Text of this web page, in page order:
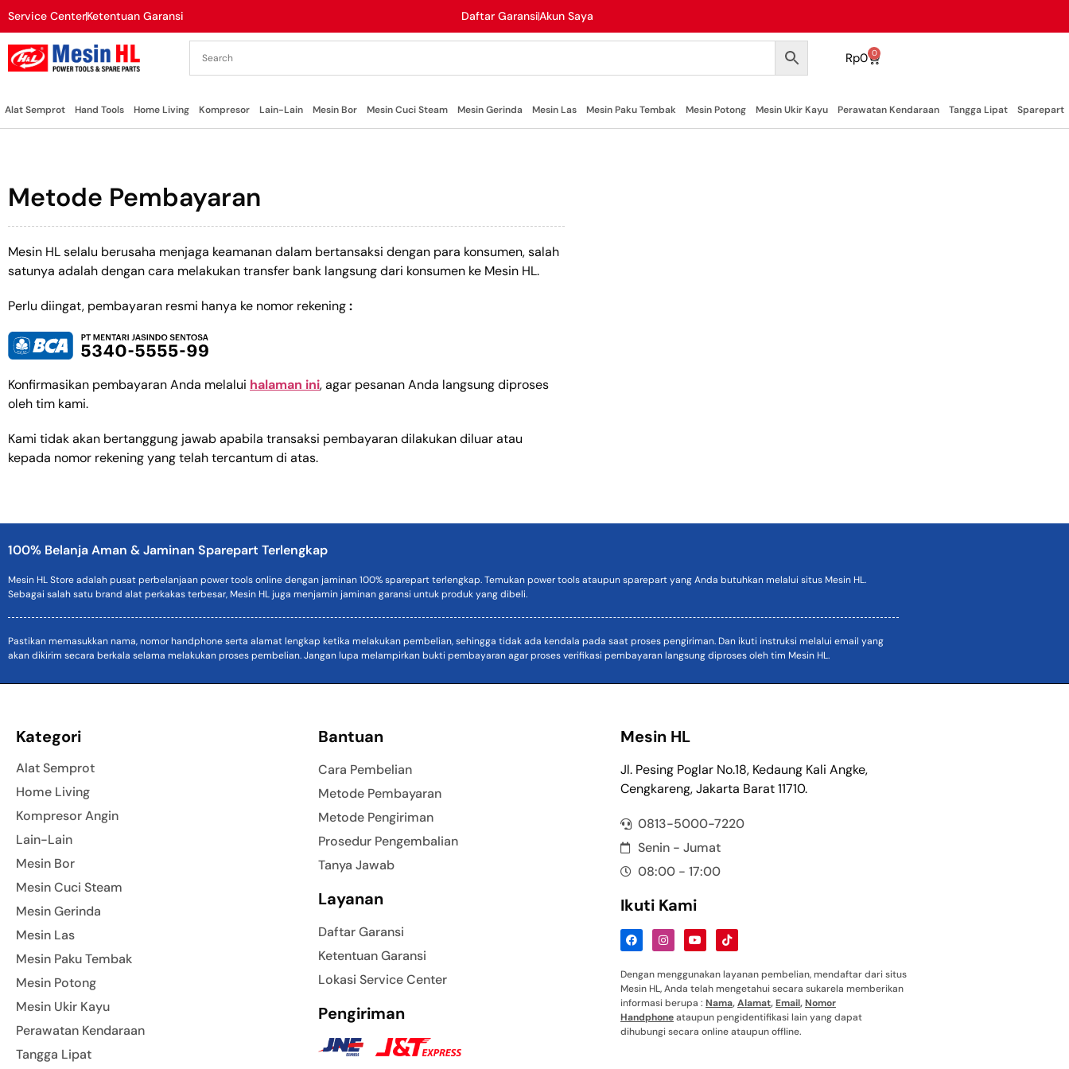
Service CenterKetentuan Garansi Daftar GaransiAkun Saya
Rp0 0
Alat Semprot Hand Tools Home Living Kompresor Lain-Lain Mesin Bor Mesin Cuci Steam Mesin Gerinda Mesin Las Mesin Paku Tembak Mesin Potong Mesin Ukir Kayu Perawatan Kendaraan Tangga Lipat Sparepart
Metode Pembayaran
Mesin HL selalu berusaha menjaga keamanan dalam bertansaksi dengan para konsumen, salah
satunya adalah dengan cara melakukan transfer bank langsung dari konsumen ke Mesin HL.
Perlu diingat, pembayaran resmi hanya ke nomor rekening:
Konfirmasikan pembayaran Anda melalui halaman ini, agar pesanan Anda langsung diproses
oleh tim kami.
Kami tidak akan bertanggung jawab apabila transaksi pembayaran dilakukan diluar atau
kepada nomor rekening yang telah tercantum di atas.
100% Belanja Aman & Jaminan Sparepart Terlengkap
Mesin HL Store adalah pusat perbelanjaan power tools online dengan jaminan 100% sparepart terlengkap. Temukan power tools ataupun sparepart yang Anda butuhkan melalui situs Mesin HL.
Sebagai salah satu brand alat perkakas terbesar, Mesin HL juga menjamin jaminan garansi untuk produk yang dibeli.
Pastikan memasukkan nama, nomor handphone serta alamat lengkap ketika melakukan pembelian, sehingga tidak ada kendala pada saat proses pengiriman. Dan ikuti instruksi melalui email yang
akan dikirim secara berkala selama melakukan proses pembelian. Jangan lupa melampirkan bukti pembayaran agar proses verifikasi pembayaran langsung diproses oleh tim Mesin HL.
Kategori
Alat Semprot
Home Living
Kompresor Angin
Lain-Lain
Mesin Bor
Mesin Cuci Steam
Mesin Gerinda
Mesin Las
Mesin Paku Tembak
Mesin Potong
Mesin Ukir Kayu
Perawatan Kendaraan
Tangga Lipat
Bantuan
Cara Pembelian
Metode Pembayaran
Metode Pengiriman
Prosedur Pengembalian
Tanya Jawab
Layanan
Daftar Garansi
Ketentuan Garansi
Lokasi Service Center
Pengiriman
Mesin HL
Jl. Pesing Poglar No.18, Kedaung Kali Angke,
Cengkareng, Jakarta Barat 11710.
0813-5000-7220
Senin - Jumat
08:00 - 17:00
Ikuti Kami
Dengan menggunakan layanan pembelian, mendaftar dari situs
Mesin HL, Anda telah mengetahui secara sukarela memberikan
informasi berupa : Nama,Alamat,Email,Nomor
Handphoneataupun pengidentifikasi lain yang dapat
dihubungi secara online ataupun offline.